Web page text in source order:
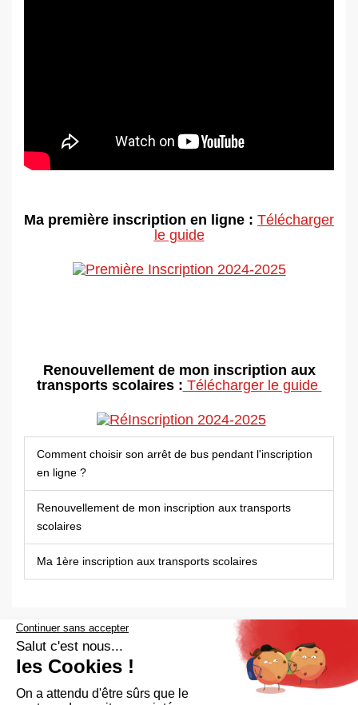
Ma première inscription en ligne : Télécharger
le guide
Renouvellement de mon inscription aux
transports scolaires : Télécharger le guide
Comment choisir son arrêt de bus pendant l'inscription
en ligne ?
Renouvellement de mon inscription aux transports
scolaires
Ma 1ère inscription aux transports scolaires